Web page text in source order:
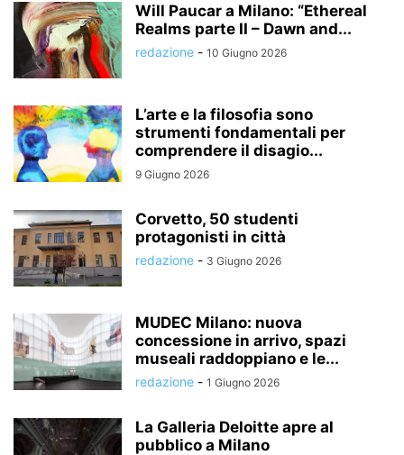
Will Paucar a Milano: “Ethereal
Realms parte II – Dawn and...
redazione - 10 Giugno 2026
L’arte e la filosofia sono
strumenti fondamentali per
comprendere il disagio...
9 Giugno 2026
Corvetto, 50 studenti
protagonisti in città
redazione - 3 Giugno 2026
MUDEC Milano: nuova
concessione in arrivo, spazi
museali raddoppiano e le...
redazione - 1 Giugno 2026
La Galleria Deloitte apre al
pubblico a Milano